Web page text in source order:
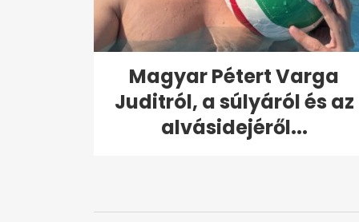
Magyar Pétert Varga
Juditról, a súlyáról és az
alvásidejéről...